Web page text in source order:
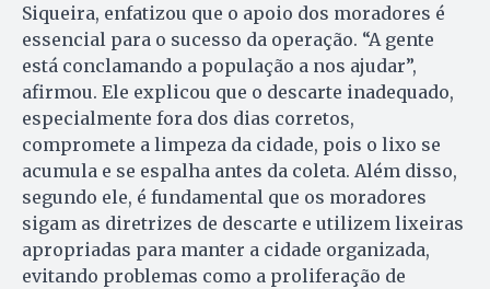
Siqueira, enfatizou que o apoio dos moradores é
essencial para o sucesso da operação. “A gente
está conclamando a população a nos ajudar”,
afirmou. Ele explicou que o descarte inadequado,
especialmente fora dos dias corretos,
compromete a limpeza da cidade, pois o lixo se
acumula e se espalha antes da coleta. Além disso,
segundo ele, é fundamental que os moradores
sigam as diretrizes de descarte e utilizem lixeiras
apropriadas para manter a cidade organizada,
evitando problemas como a proliferação de